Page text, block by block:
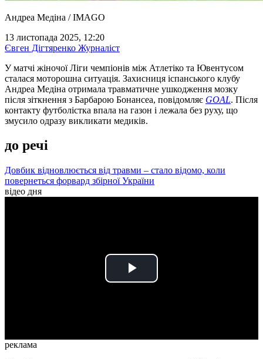
Андреа Медіна / IMAGO
13 листопада 2025, 12:20
Євген Дігтяренко Журналіст
У матчі жіночої Ліги чемпіонів між Атлетіко та Ювентусом
сталася моторошна ситуація. Захисниця іспанського клубу
Андреа Медіна отримала травматичне ушкодження мозку
після зіткнення з Барбарою Бонансеа, повідомляє GOAL. Після
контакту футболістка впала на газон і лежала без руху, що
змусило одразу викликати медиків.
до речі
Довбик відновлюється від травми – стало відомо, коли
повернеться форвард збірної України
відео дня
Play
реклама